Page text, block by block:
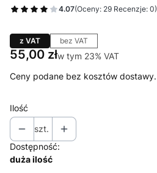
4.07(Oceny: 29 Recenzje: 0)
z VAT bez VAT
Cena
55,00 złw tym 23% VAT
w tym 23% VAT
Ceny podane bez kosztów dostawy.
Ilość
szt.
Dostępność:
duża ilość